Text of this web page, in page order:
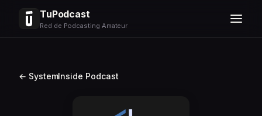
TuPodcast
Red de Podcasting Amateur
← SystemInside Podcast